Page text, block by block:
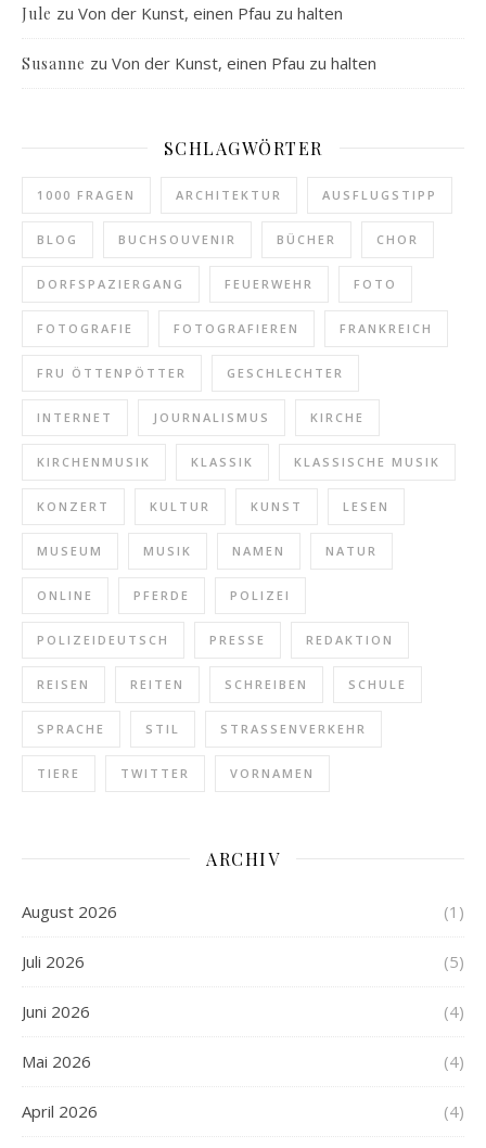
Jule zu Von der Kunst, einen Pfau zu halten
Susanne zu Von der Kunst, einen Pfau zu halten
SCHLAGWÖRTER
1000 FRAGEN ARCHITEKTUR AUSFLUGSTIPP
BLOG BUCHSOUVENIR BÜCHER CHOR
DORFSPAZIERGANG FEUERWEHR FOTO
FOTOGRAFIE FOTOGRAFIEREN FRANKREICH
FRU ÖTTENPÖTTER GESCHLECHTER
INTERNET JOURNALISMUS KIRCHE
KIRCHENMUSIK KLASSIK KLASSISCHE MUSIK
KONZERT KULTUR KUNST LESEN
MUSEUM MUSIK NAMEN NATUR
ONLINE PFERDE POLIZEI
POLIZEIDEUTSCH PRESSE REDAKTION
REISEN REITEN SCHREIBEN SCHULE
SPRACHE STIL STRASSENVERKEHR
TIERE TWITTER VORNAMEN
ARCHIV
August 2026 (1)
Juli 2026 (5)
Juni 2026 (4)
Mai 2026 (4)
April 2026 (4)